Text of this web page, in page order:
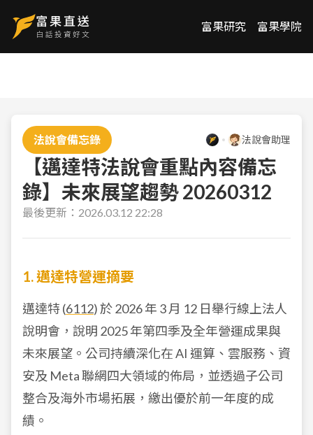
富果研究 富果學院
法說會備忘錄 法說會助理
【邁達特法說會重點內容備忘
錄】未來展望趨勢 20260312
最後更新： 2026.03.12 22:28
1. 邁達特營運摘要
邁達特 (6112) 於 2026 年 3 月 12 日舉行線上法人
說明會，說明 2025 年第四季及全年營運成果與
未來展望。公司持續深化在 AI 運算、雲服務、資
安及 Meta 聯網四大領域的佈局，並透過子公司
整合及海外市場拓展，繳出優於前一年度的成
績。